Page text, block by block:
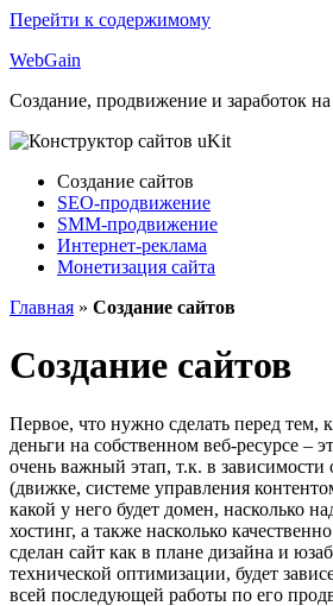
Перейти к содержимому
WebGain
Создание, продвижение и заработок на
Создание сайтов
SEO-продвижение
SMM-продвижение
Интернет-реклама
Монетизация сайта
Главная » Создание сайтов
Создание сайтов
Первое, что нужно сделать перед тем,
деньги на собственном веб-ресурсе –
очень важный этап, т.к. в зависимости
(движке, системе управления
какой у него будет домен, насколько
хостинг, а также насколько
сделан сайт как в плане дизайна и
технической оптимизации, будет
всей последующей работы по его